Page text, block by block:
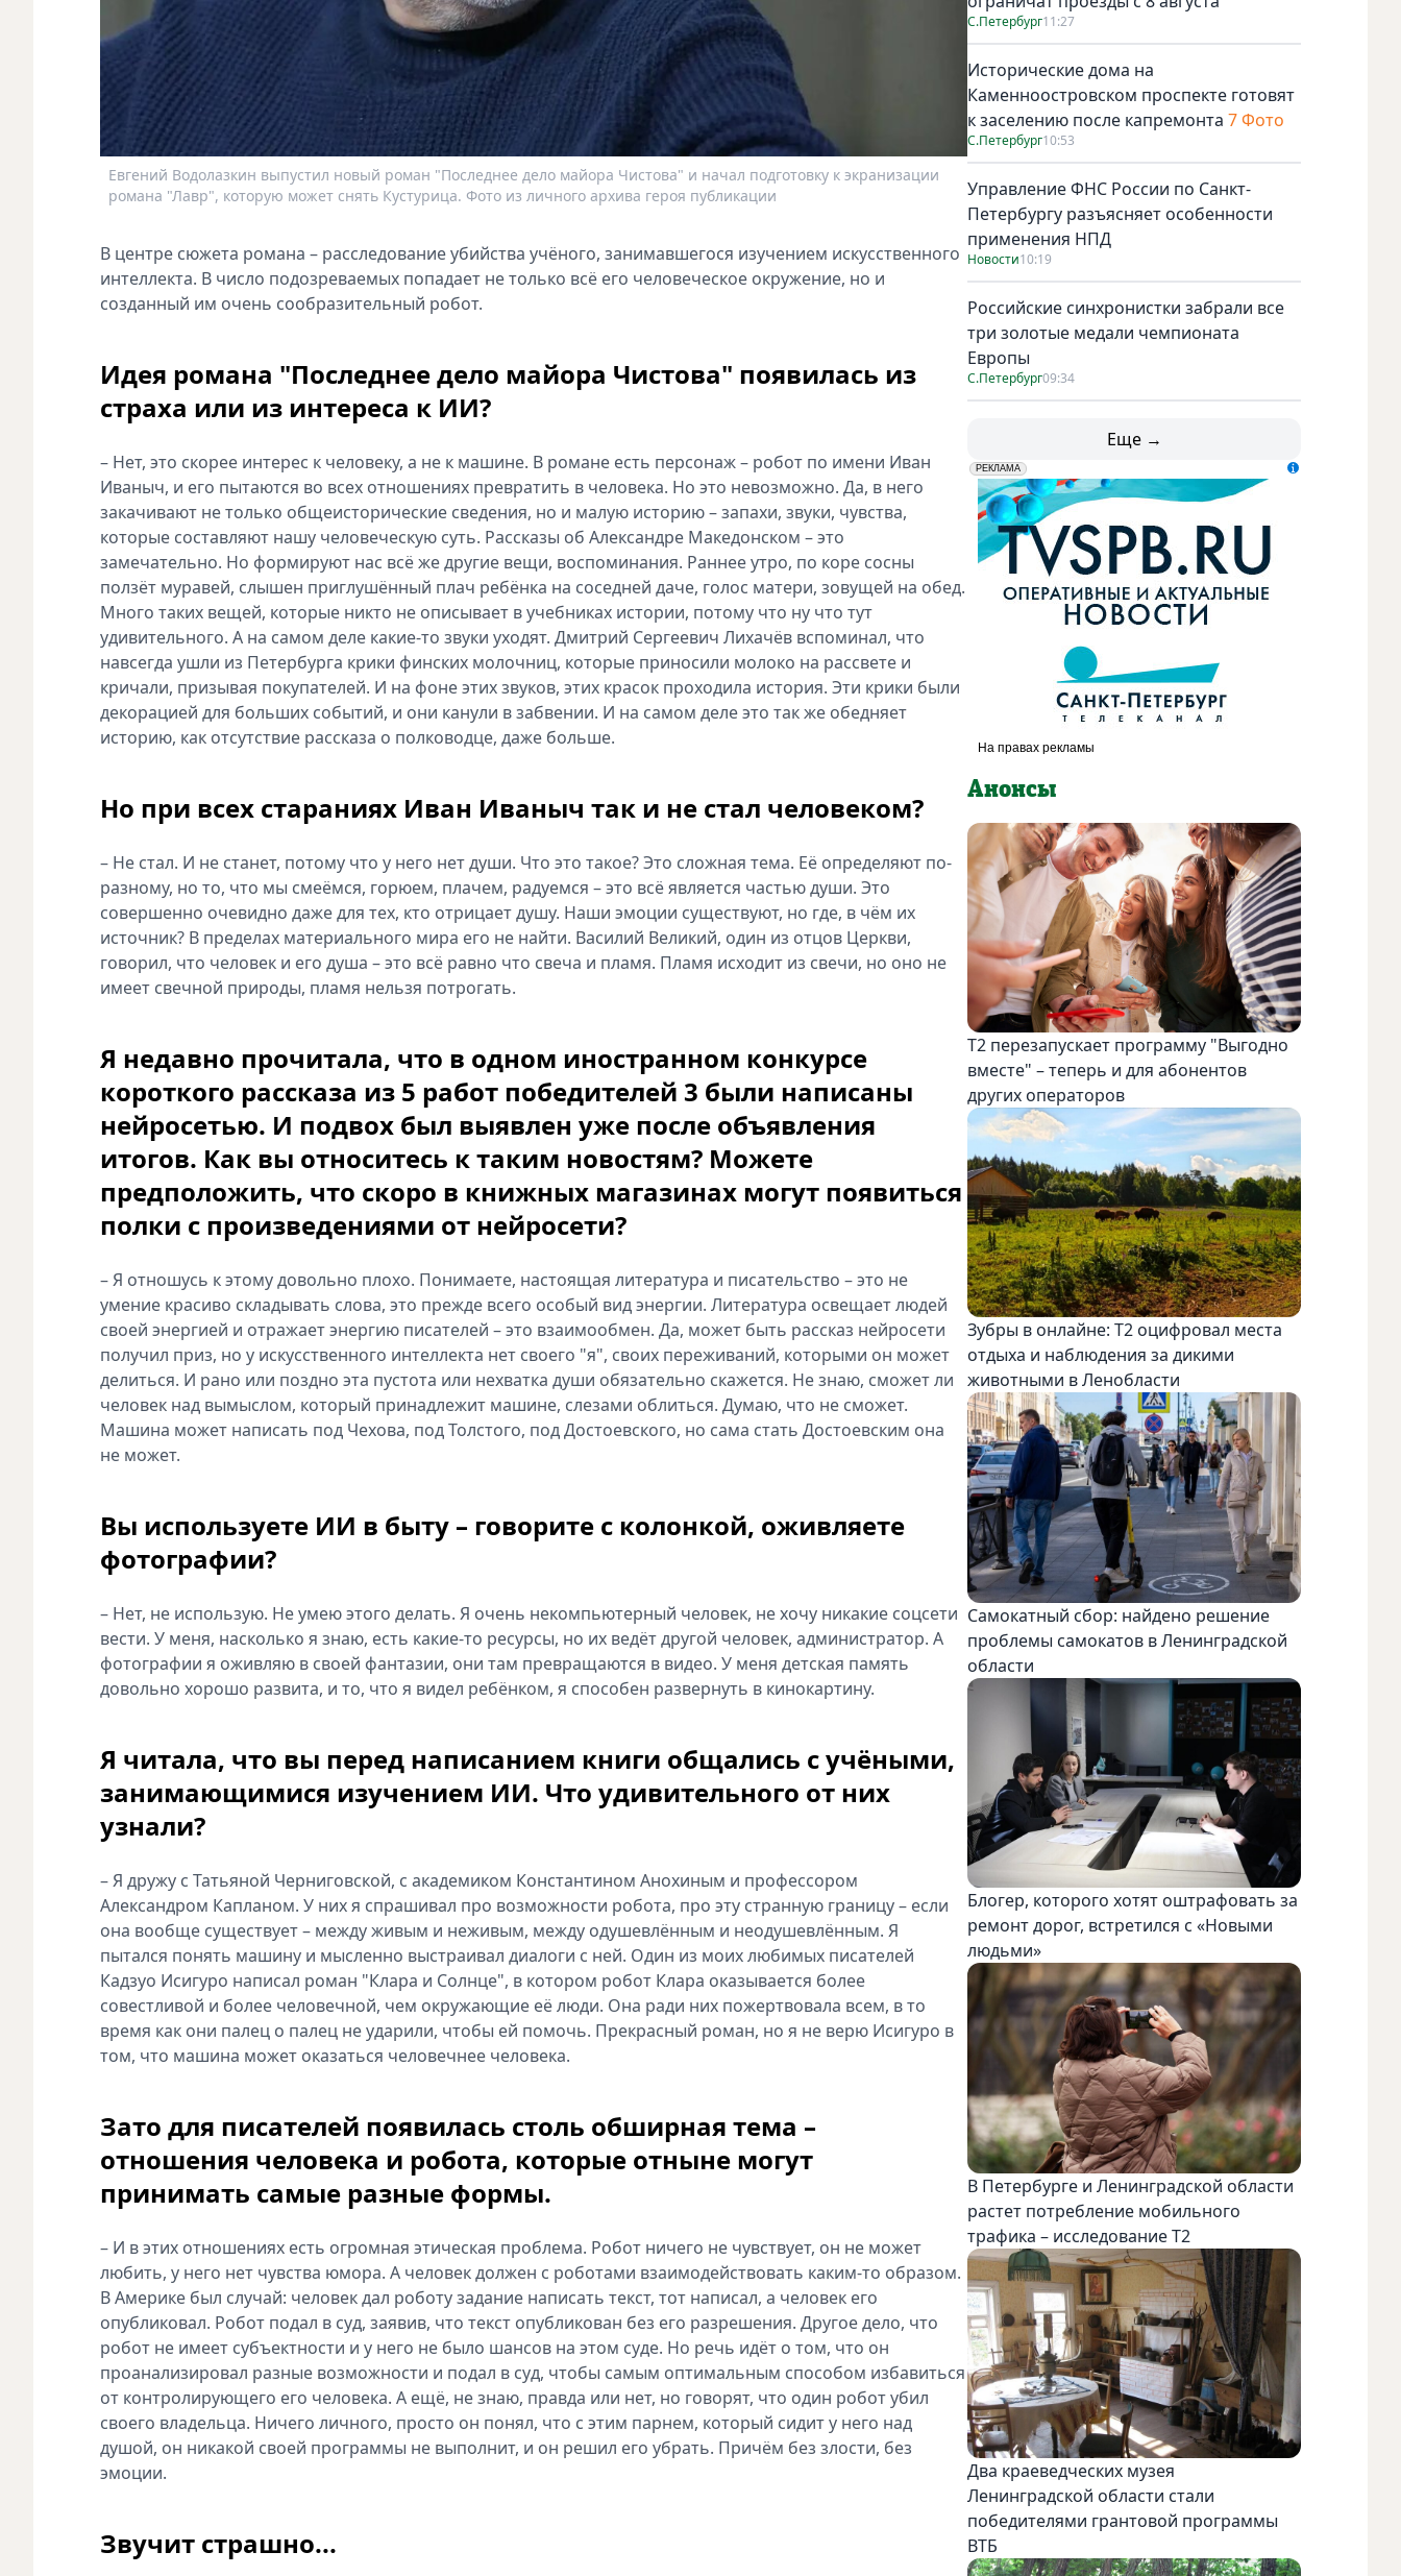
Евгений Водолазкин выпустил новый роман "Последнее дело майора Чистова" и начал подготовку к экранизации
романа "Лавр", которую может снять Кустурица. Фото из личного архива героя публикации
В центре сюжета романа – расследование убийства учёного, занимавшегося изучением искусственного
интеллекта. В число подозреваемых попадает не только всё его человеческое окружение, но и
созданный им очень сообразительный робот.
Идея романа "Последнее дело майора Чистова" появилась из
страха или из интереса к ИИ?
– Нет, это скорее интерес к человеку, а не к машине. В романе есть персонаж – робот по имени Иван
Иваныч, и его пытаются во всех отношениях превратить в человека. Но это невозможно. Да, в него
закачивают не только общеисторические сведения, но и малую историю – запахи, звуки, чувства,
которые составляют нашу человеческую суть. Рассказы об Александре Македонском – это
замечательно. Но формируют нас всё же другие вещи, воспоминания. Раннее утро, по коре сосны
ползёт муравей, слышен приглушённый плач ребёнка на соседней даче, голос матери, зовущей на обед.
Много таких вещей, которые никто не описывает в учебниках истории, потому что ну что тут
удивительного. А на самом деле какие-то звуки уходят. Дмитрий Сергеевич Лихачёв вспоминал, что
навсегда ушли из Петербурга крики финских молочниц, которые приносили молоко на рассвете и
кричали, призывая покупателей. И на фоне этих звуков, этих красок проходила история. Эти крики были
декорацией для больших событий, и они канули в забвении. И на самом деле это так же обедняет
историю, как отсутствие рассказа о полководце, даже больше.
Но при всех стараниях Иван Иваныч так и не стал человеком?
– Не стал. И не станет, потому что у него нет души. Что это такое? Это сложная тема. Её определяют по-
разному, но то, что мы смеёмся, горюем, плачем, радуемся – это всё является частью души. Это
совершенно очевидно даже для тех, кто отрицает душу. Наши эмоции существуют, но где, в чём их
источник? В пределах материального мира его не найти. Василий Великий, один из отцов Церкви,
говорил, что человек и его душа – это всё равно что свеча и пламя. Пламя исходит из свечи, но оно не
имеет свечной природы, пламя нельзя потрогать.
Я недавно прочитала, что в одном иностранном конкурсе
короткого рассказа из 5 работ победителей 3 были написаны
нейросетью. И подвох был выявлен уже после объявления
итогов. Как вы относитесь к таким новостям? Можете
предположить, что скоро в книжных магазинах могут появиться
полки с произведениями от нейросети?
– Я отношусь к этому довольно плохо. Понимаете, настоящая литература и писательство – это не
умение красиво складывать слова, это прежде всего особый вид энергии. Литература освещает людей
своей энергией и отражает энергию писателей – это взаимообмен. Да, может быть рассказ нейросети
получил приз, но у искусственного интеллекта нет своего "я", своих переживаний, которыми он может
делиться. И рано или поздно эта пустота или нехватка души обязательно скажется. Не знаю, сможет ли
человек над вымыслом, который принадлежит машине, слезами облиться. Думаю, что не сможет.
Машина может написать под Чехова, под Толстого, под Достоевского, но сама стать Достоевским она
не может.
Вы используете ИИ в быту – говорите с колонкой, оживляете
фотографии?
– Нет, не использую. Не умею этого делать. Я очень некомпьютерный человек, не хочу никакие соцсети
вести. У меня, насколько я знаю, есть какие-то ресурсы, но их ведёт другой человек, администратор. А
фотографии я оживляю в своей фантазии, они там превращаются в видео. У меня детская память
довольно хорошо развита, и то, что я видел ребёнком, я способен развернуть в кинокартину.
Я читала, что вы перед написанием книги общались с учёными,
занимающимися изучением ИИ. Что удивительного от них
узнали?
– Я дружу с Татьяной Черниговской, с академиком Константином Анохиным и профессором
Александром Капланом. У них я спрашивал про возможности робота, про эту странную границу – если
она вообще существует – между живым и неживым, между одушевлённым и неодушевлённым. Я
пытался понять машину и мысленно выстраивал диалоги с ней. Один из моих любимых писателей
Кадзуо Исигуро написал роман "Клара и Солнце", в котором робот Клара оказывается более
совестливой и более человечной, чем окружающие её люди. Она ради них пожертвовала всем, в то
время как они палец о палец не ударили, чтобы ей помочь. Прекрасный роман, но я не верю Исигуро в
том, что машина может оказаться человечнее человека.
Зато для писателей появилась столь обширная тема –
отношения человека и робота, которые отныне могут
принимать самые разные формы.
– И в этих отношениях есть огромная этическая проблема. Робот ничего не чувствует, он не может
любить, у него нет чувства юмора. А человек должен с роботами взаимодействовать каким-то образом.
В Америке был случай: человек дал роботу задание написать текст, тот написал, а человек его
опубликовал. Робот подал в суд, заявив, что текст опубликован без его разрешения. Другое дело, что
робот не имеет субъектности и у него не было шансов на этом суде. Но речь идёт о том, что он
проанализировал разные возможности и подал в суд, чтобы самым оптимальным способом избавиться
от контролирующего его человека. А ещё, не знаю, правда или нет, но говорят, что один робот убил
своего владельца. Ничего личного, просто он понял, что с этим парнем, который сидит у него над
душой, он никакой своей программы не выполнит, и он решил его убрать. Причём без злости, без
эмоции.
Звучит страшно...
С.Петербург11:27
Исторические дома на
Каменноостровском проспекте готовят
к заселению после капремонта 7 Фото
С.Петербург10:53
Управление ФНС России по Санкт-
Петербургу разъясняет особенности
применения НПД
Новости10:19
Российские синхронистки забрали все
три золотые медали чемпионата
Европы
С.Петербург09:34
Еще →
erid: LdtCK5udn
РЕКЛАМА
АО "ГАТР", ИНН: 7841320717
Анонсы
Т2 перезапускает программу "Выгодно
вместе" – теперь и для абонентов
других операторов
Зубры в онлайне: Т2 оцифровал места
отдыха и наблюдения за дикими
животными в Ленобласти
Самокатный сбор: найдено решение
проблемы самокатов в Ленинградской
области
Блогер, которого хотят оштрафовать за
ремонт дорог, встретился с «Новыми
людьми»
В Петербурге и Ленинградской области
растет потребление мобильного
трафика – исследование T2
Два краеведческих музея
Ленинградской области стали
победителями грантовой программы
ВТБ